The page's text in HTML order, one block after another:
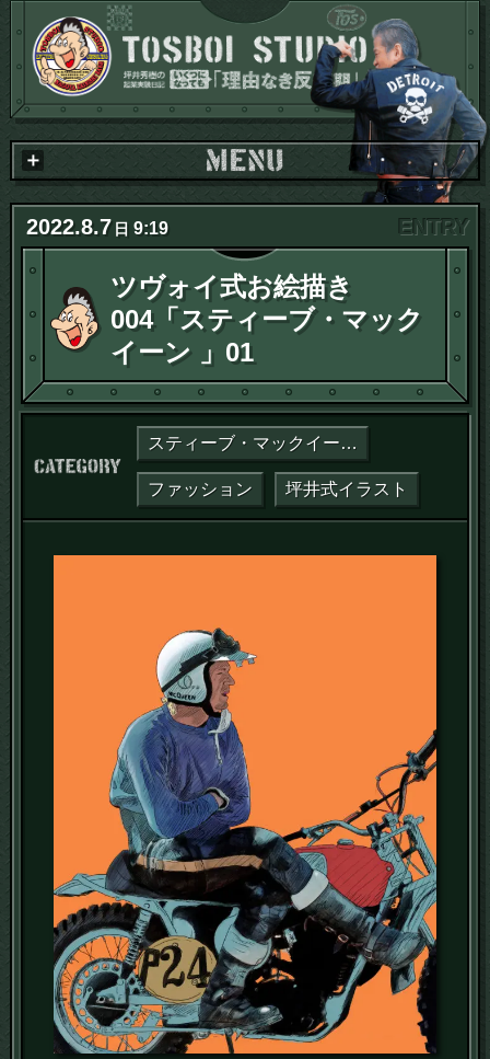
2022.8.7 日 9:19
ツヴォイ式お絵描き
004「スティーブ・マック
イーン 」01
カテゴリー：
スティーブ・マックイーン論
ファッション 坪井式イラスト